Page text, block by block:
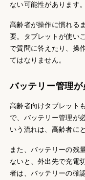
ない可能性があります。
高齢者が操作に慣れる
要。タブレットが使い
で質問に答えたり、操
てはなりません。
バッテリー管理が
高齢者向けタブレット
で、バッテリー管理が
いう流れは、高齢者に
また、バッテリーの残
ないと、外出先で充電
者は、バッテリーの確